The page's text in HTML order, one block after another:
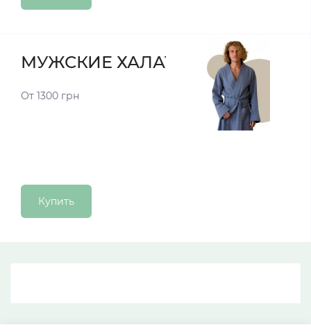
МУЖСКИЕ ХАЛАТЫ
От 1300 грн
Купить